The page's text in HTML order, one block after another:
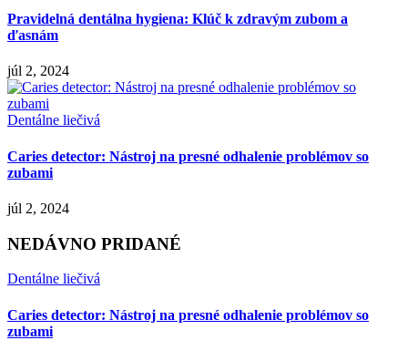
Pravidelná dentálna hygiena: Klúč k zdravým zubom a
ďasnám
júl 2, 2024
Dentálne liečivá
Caries detector: Nástroj na presné odhalenie problémov so
zubami
júl 2, 2024
NEDÁVNO PRIDANÉ
Dentálne liečivá
Caries detector: Nástroj na presné odhalenie problémov so
zubami